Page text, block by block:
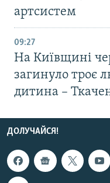
артсистем
09:27
На Київщині
загинуло троє
дитина –
ДОЛУЧАЙСЯ!